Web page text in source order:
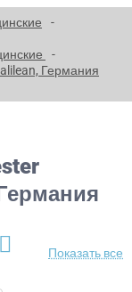
Германия
Показать все